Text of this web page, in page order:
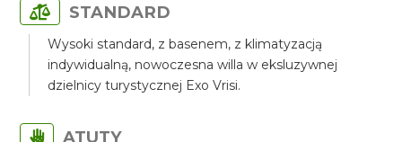
STANDARD
Wysoki standard, z basenem, z klimatyzacją
indywidualną, nowoczesna willa w eksluzywnej
dzielnicy turystycznej Exo Vrisi.
ATUTY